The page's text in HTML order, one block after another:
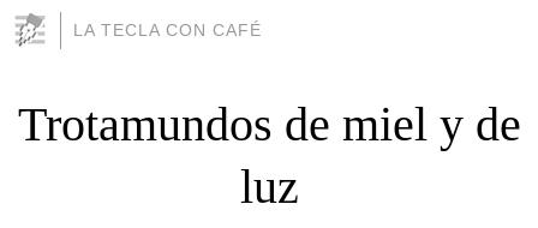
LA TECLA CON CAFÉ
Trotamundos de miel y de
luz